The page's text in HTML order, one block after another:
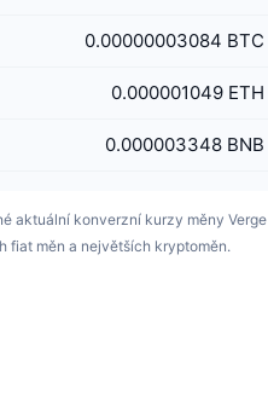
0.00000003084 BTC
0.000001049 ETH
0.000003348 BNB
aktuální konverzní kurzy měny Verge
fiat měn a největších kryptoměn.